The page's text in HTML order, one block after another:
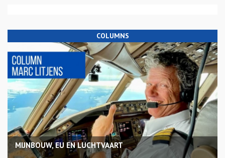
COLUMNS
MIJNBOUW, EU EN LUCHTVAART